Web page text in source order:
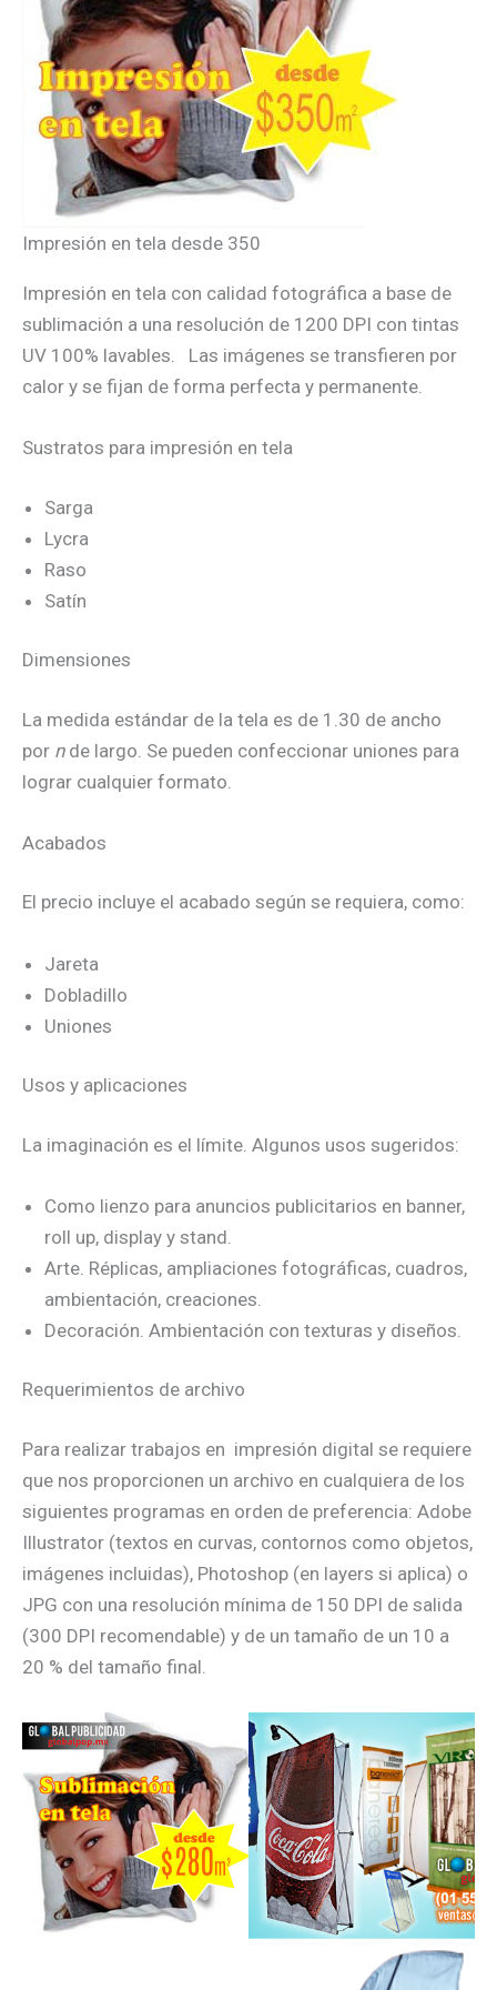
Impresión en tela desde 350
Impresión en tela con calidad fotográfica a base de
sublimación a una resolución de 1200 DPI con tintas
UV 100% lavables. Las imágenes se transfieren por
calor y se fijan de forma perfecta y permanente.
Sustratos para impresión en tela
Sarga
Lycra
Raso
Satín
Dimensiones
La medida estándar de la tela es de 1.30 de ancho
por nde largo. Se pueden confeccionar uniones para
lograr cualquier formato.
Acabados
El precio incluye el acabado según se requiera, como:
Jareta
Dobladillo
Uniones
Usos y aplicaciones
La imaginación es el límite. Algunos usos sugeridos:
Como lienzo para anuncios publicitarios en banner,
roll up, display y stand.
Arte. Réplicas, ampliaciones fotográficas, cuadros,
ambientación, creaciones.
Decoración. Ambientación con texturas y diseños.
Requerimientos de archivo
Para realizar trabajos en impresión digital se requiere
que nos proporcionen un archivo en cualquiera de los
siguientes programas en orden de preferencia: Adobe
Illustrator (textos en curvas, contornos como objetos,
imágenes incluidas), Photoshop (en layers si aplica) o
JPG con una resolución mínima de 150 DPI de salida
(300 DPI recomendable) y de un tamaño de un 10 a
20 % del tamaño final.